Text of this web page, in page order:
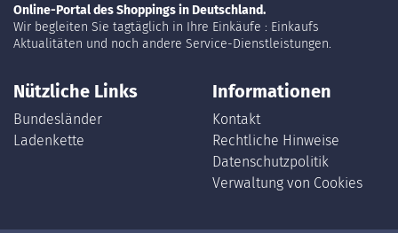
Online-Portal des Shoppings in Deutschland.
Wir begleiten Sie tagtäglich in Ihre Einkäufe : Einkaufs
Aktualitäten und noch andere Service-Dienstleistungen.
Nützliche Links
Bundesländer
Ladenkette
Informationen
Kontakt
Rechtliche Hinweise
Datenschutzpolitik
Verwaltung von Cookies